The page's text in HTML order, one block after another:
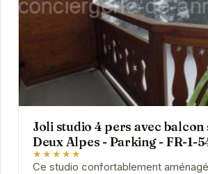
Joli studio 4 pers avec balcon
Deux Alpes - Parking - FR-1-
★★★★★
Ce studio confortablement